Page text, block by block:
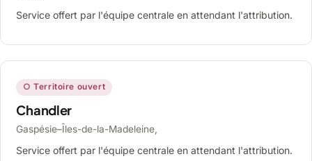
Service offert par l'équipe centrale en attendant l'attribution.
○ Territoire ouvert
Chandler
Gaspésie–Îles-de-la-Madeleine,
Service offert par l'équipe centrale en attendant l'attribution.